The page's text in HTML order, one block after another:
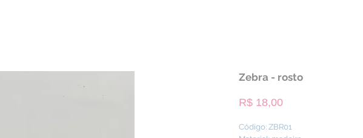
Zebra - rosto
R$ 18,00Preço
Código: ZBR01